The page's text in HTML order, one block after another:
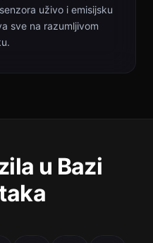
uživo i emisijsku
sve na razumljivom
u Bazi